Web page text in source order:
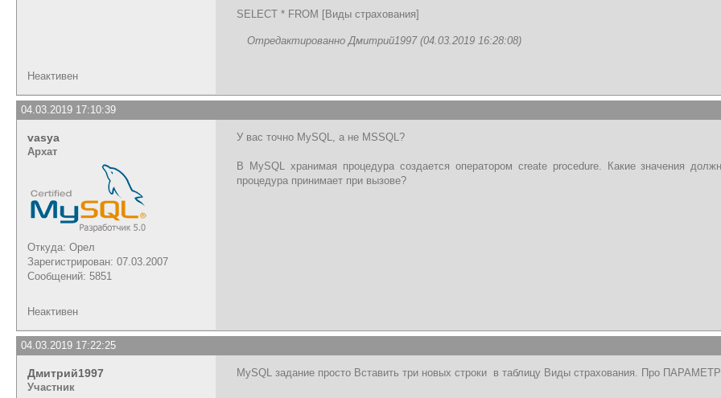
SELECT * FROM [Виды страхования]
Отредактированно Дмитрий1997 (04.03.2019 16:28:08)
Неактивен
04.03.2019 17:10:39
vasya
Архат
Откуда: Орел
Зарегистрирован: 07.03.2007
Сообщений: 5851
У вас точно MySQL, а не MSSQL?
В MySQL хранимая процедура создается оператором create procedure. Какие значения
процедура принимает при вызове?
Неактивен
04.03.2019 17:22:25
Дмитрий1997
Участник
MySQL задание просто Вставить три новых строки в таблицу Виды страхования. Про ПАРАМЕТР